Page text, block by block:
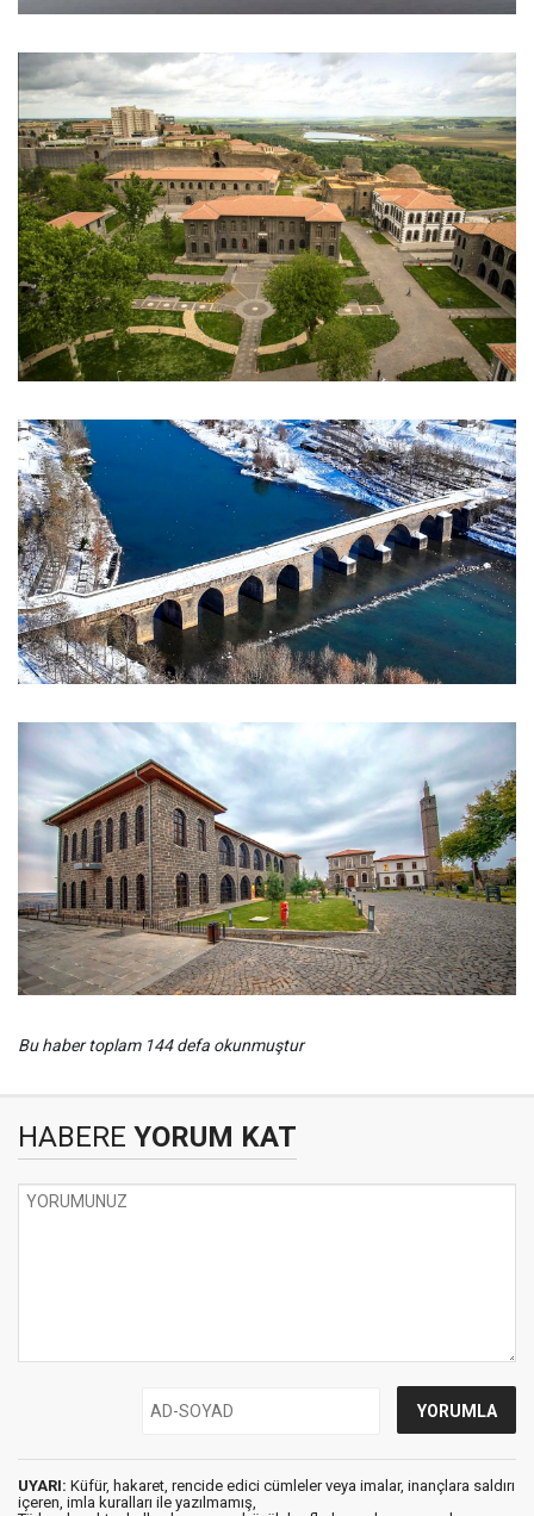
Bu haber toplam 144 defa okunmuştur
HABERE YORUM KAT
UYARI: Küfür, hakaret, rencide edici cümleler veya imalar, inançlara saldırı
içeren, imla kuralları ile yazılmamış,